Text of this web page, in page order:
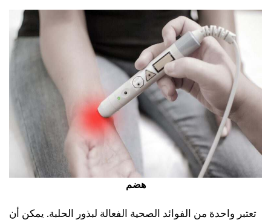
هضم
تعتبر واحدة من الفوائد الصحية الفعالة لبذور الحلبة. يمكن أن